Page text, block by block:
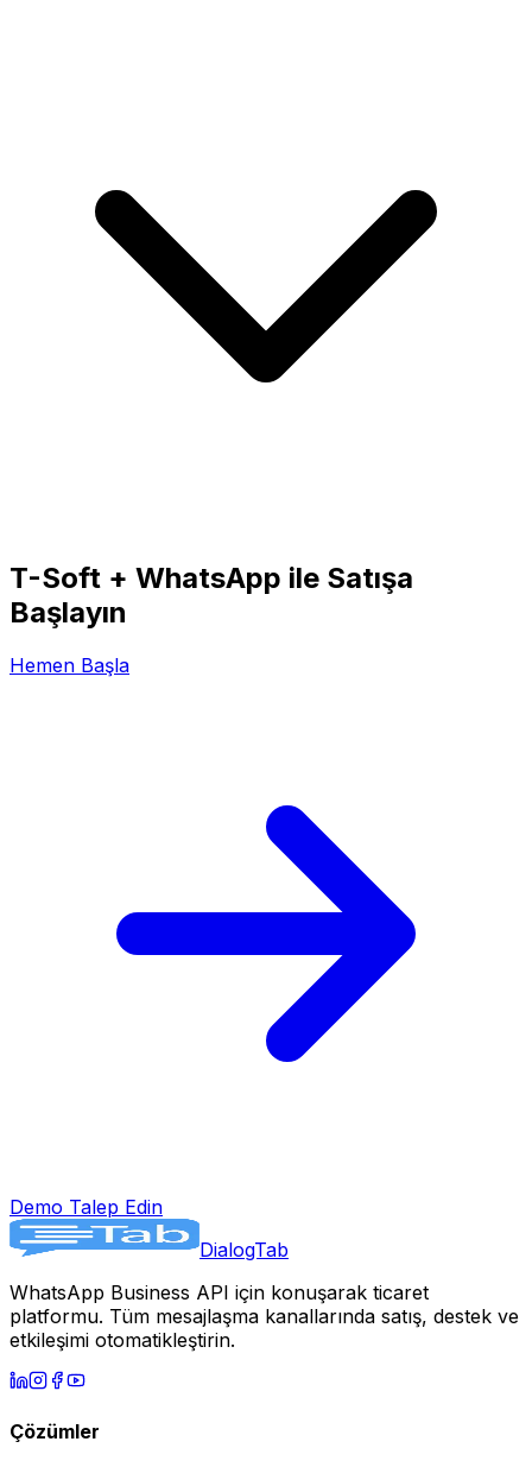
T-Soft + WhatsApp ile Satışa
Başlayın
Hemen Başla
Demo Talep Edin
DialogTab
WhatsApp Business API için konuşarak ticaret
platformu. Tüm mesajlaşma kanallarında satış, destek ve
etkileşimi otomatikleştirin.
Çözümler